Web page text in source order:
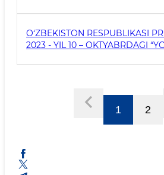
CHUQUR ISLOH QILISH
TO‘G‘RISIDA”GI FARMONI 5890-
O‘ZBEKISTON RESPUBLIKASI
2023 - YIL 10 – OKTYABRDAGI
1 2